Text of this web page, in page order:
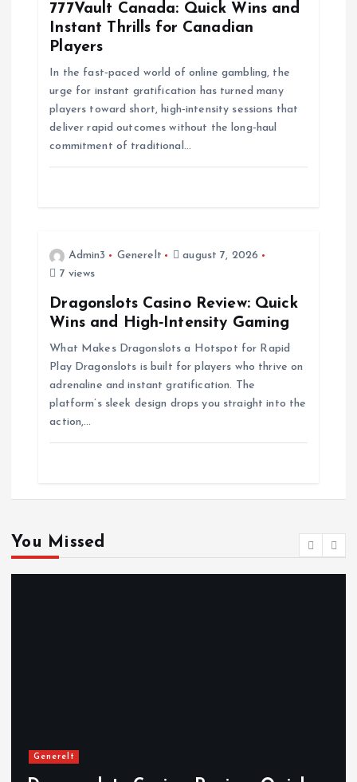
777Vault Canada: Quick Wins and
Instant Thrills for Canadian
Players
In the fast‑paced world of online gambling, the
urge for instant gratification has turned many
players toward short, high‑intensity sessions that
deliver rapid outcomes without the long‑haul
commitment of traditional…
Admin3 Generelt
august 7, 2026
7 views
Dragonslots Casino Review: Quick
Wins and High‑Intensity Gaming
What Makes Dragonslots a Hotspot for Rapid
Play Dragonslots is built for players who thrive on
adrenaline and instant gratification. The
platform’s sleek design drops you straight into the
action,…
You Missed
Generelt